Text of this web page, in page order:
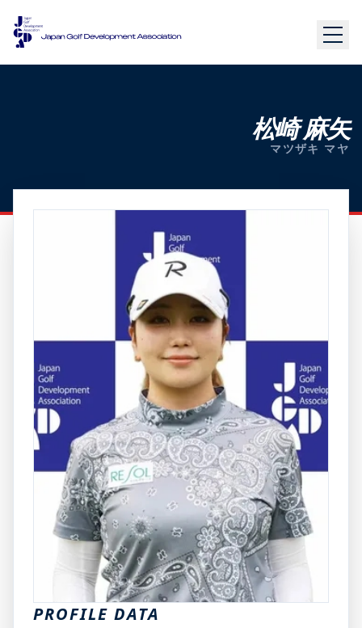
松崎 麻矢
マツザキ マヤ
PROFILE DATA